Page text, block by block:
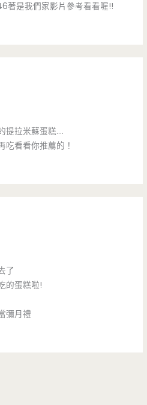
是我們家影片參考看看喔!!
提拉米蘇蛋糕….
吃看看你推薦的！
了
的蛋糕啦!
彌月禮